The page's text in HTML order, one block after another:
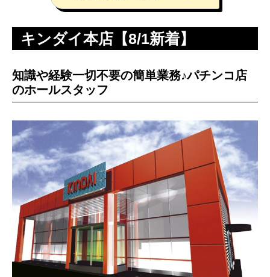
キンダイ本店【8/1新着】
知識や経験一切不要の簡単業務♪パチンコ店
のホールスタッフ